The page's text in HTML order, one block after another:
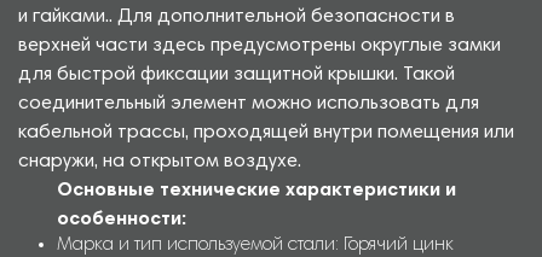
и гайками.. Для дополнительной безопасности в
верхней части здесь предусмотрены округлые замки
для быстрой фиксации защитной крышки. Такой
соединительный элемент можно использовать для
кабельной трассы, проходящей внутри помещения или
снаружи, на открытом воздухе.
Основные технические характеристики и
особенности:
Марка и тип используемой стали: Горячий цинк